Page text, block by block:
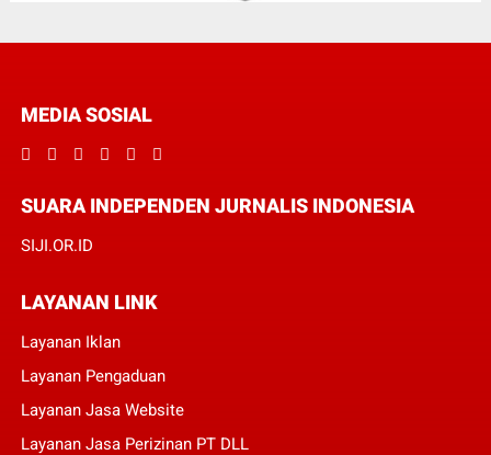
MEDIA SOSIAL
SUARA INDEPENDEN JURNALIS INDONESIA
SIJI.OR.ID
LAYANAN LINK
Layanan Iklan
Layanan Pengaduan
Layanan Jasa Website
Layanan Jasa Perizinan PT DLL